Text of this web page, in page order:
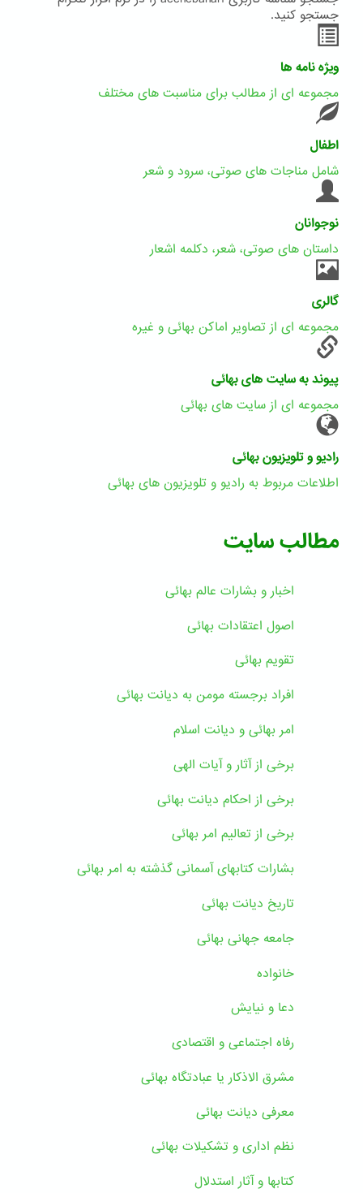
جستجو کنید.
ویژه نامه ها
مجموعه ای از مطالب برای مناسبت های مختلف
اطفال
شامل مناجات های صوتی، سرود و شعر
نوجوانان
داستان های صوتی، شعر، دکلمه اشعار
گالری
مجموعه ای از تصاویر اماکن بهائی و غیره
پیوند به سایت های بهائی
مجموعه ای از سایت های بهائی
رادیو و تلویزیون بهائی
اطلاعات مربوط به رادیو و تلویزیون های بهائی
مطالب سایت
اخبار و بشارات عالم بهائى
اصول اعتقادات بهائی
تقویم بهائی
افراد برجسته مومن به دیانت بهائی
امر بهائی و دیانت اسلام
برخی از آثار و آیات الهی
برخی از احکام دیانت بهائی
برخی از تعالیم امر بهائی
بشارات کتابهای آسمانی گذشته به امر بهائی
تاریخ دیانت بهائی
جامعه جهانی بهائی
خانواده
دعا و نیایش
رفاه اجتماعی و اقتصادی
مشرق الاذکار یا عبادتگاه بهائی
معرفی دیانت بهائی
نظم اداری و تشکیلات بهائی
کتابها و آثار استدلال